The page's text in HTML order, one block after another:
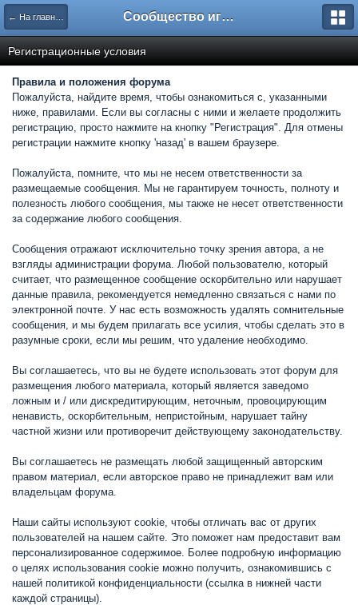
← На главную Сообщество игроков L2BesT.Org
Регистрационные условия
Правила и положения форума
Пожалуйста, найдите время, чтобы ознакомиться с, указанными
ниже, правилами. Если вы согласны с ними и желаете продолжить
регистрацию, просто нажмите на кнопку "Регистрация". Для отмены
регистрации нажмите кнопку 'назад' в вашем браузере.
Пожалуйста, помните, что мы не несем ответственности за
размещаемые сообщения. Мы не гарантируем точность, полноту и
полезность любого сообщения, мы также не несет ответственности
за содержание любого сообщения.
Сообщения отражают исключительно точку зрения автора, а не
взгляды администрации форума. Любой пользователю, который
считает, что размещенное сообщение оскорбительно или нарушает
данные правила, рекомендуется немедленно связаться с нами по
электронной почте. У нас есть возможность удалять сомнительные
сообщения, и мы будем прилагать все усилия, чтобы сделать это в
разумные сроки, если мы решим, что удаление необходимо.
Вы соглашаетесь, что вы не будете использовать этот форум для
размещения любого материала, который является заведомо
ложным и / или дискредитирующим, неточным, провоцирующим
ненависть, оскорбительным, непристойным, нарушает тайну
частной жизни или противоречит действующему законодательству.
Вы соглашаетесь не размещать любой защищенный авторским
правом материал, если авторское право не принадлежит вам или
владельцам форума.
Наши сайты используют cookie, чтобы отличать вас от других
пользователей на нашем сайте. Это поможет нам предоставит вам
персонализированное содержимое. Более подробную информацию
о целях использования cookie можно получить, ознакомившись с
нашей политикой конфиденциальности (ссылка в нижней части
каждой страницы).